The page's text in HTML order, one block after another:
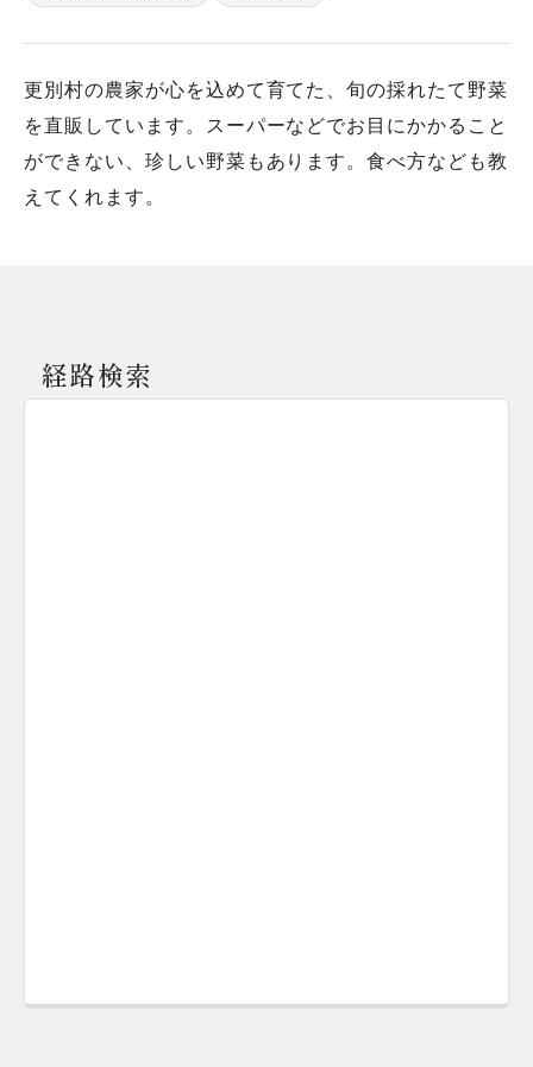
更別村の農家が心を込めて育てた、旬の採れたて野菜
を直販しています。スーパーなどでお目にかかること
ができない、珍しい野菜もあります。食べ方なども教
経路検索